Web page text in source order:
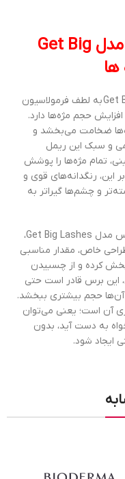
ریمل حجم دهنده اسنس مدل Get Big
ریمل حجم دهنده اسنس مدل Get Big Lashes به لطف فرمولاسیون
حجم مژه‌ها دارد.
ضخامت می‌بخشد و
و سبک این ریمل
تمام مژه‌ها را پوشش
این، رنگدانه‌های قوی و
و چشم‌ها گیرا‌تر به
برس بزرگ و فیبری ریمل حجم دهنده اسنس مدل Get Big Lashes،
خاص، مقدار مناسبی
کرده و از چسبیدن
این برس قادر است حتی
آن‌ها حجم بیشتری ببخشد.
آن است؛ یعنی می‌توان
به دست آید، بدون
ایجاد شود.